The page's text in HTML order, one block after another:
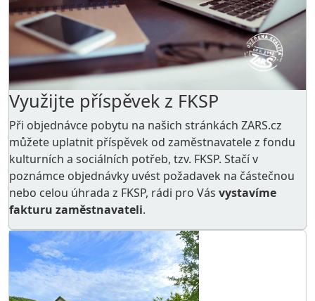
Využijte příspěvek z FKSP
Při objednávce pobytu na našich stránkách ZARS.cz
můžete uplatnit příspěvek od zaměstnavatele z fondu
kulturních a sociálních potřeb, tzv. FKSP. Stačí v
poznámce objednávky uvést požadavek na částečnou
nebo celou úhrada z FKSP, rádi pro Vás vystavíme
fakturu zaměstnavateli.